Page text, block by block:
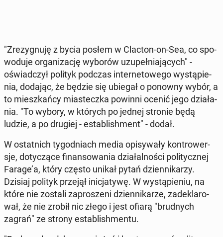
"Zre­zy­gnu­ję z bycia posłem w Clacton-on-Sea, co spo­
wo­du­je or­ga­ni­za­cję wyborów uzu­peł­nia­ją­cych" -
oświad­czył polityk podczas in­ter­ne­to­we­go wy­stą­pie­
nia, dodając, że będzie się ubiegał o ponowny wybór, a
to miesz­kań­cy mia­stecz­ka powinni ocenić jego dzia­ła­
nia. "To wybory, w których po jednej stronie będą
ludzie, a po drugiej - es­ta­bli­sh­ment" - dodał.
W ostat­nich ty­go­dniach media opi­sy­wa­ły kon­tro­wer­
sje, do­ty­czą­ce fi­nan­so­wa­nia dzia­łal­no­ści po­li­tycz­nej
Farage’a, który często unikał pytań dzien­ni­ka­rzy.
Dzisiaj polityk przejął ini­cja­ty­wę. W wy­stą­pie­niu, na
które nie zostali za­pro­sze­ni dzien­ni­ka­rze, za­de­kla­ro­
wał, że nie zrobił nic złego i jest ofiarą "brud­nych
zagrań" ze strony es­ta­bli­sh­men­tu.